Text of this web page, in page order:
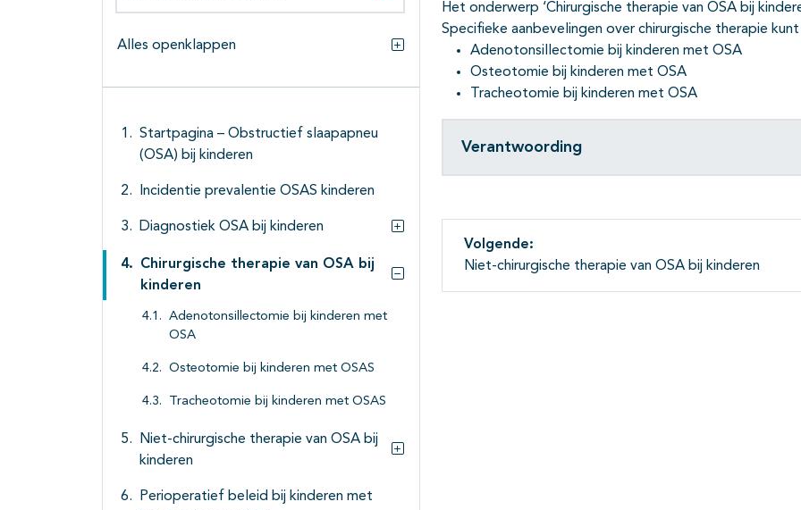
Zoeken binnen deze richtlijn
Alles openklappen
Alles openklappen
Startpagina – Obstructief slaapapneu
(OSA) bij kinderen
Incidentie prevalentie OSAS kinderen
Diagnostiek OSA bij kinderen
Subpagina's open- en dichtklappen
Chirurgische therapie van OSA bij
kinderen
Subpagina's open- en dichtklappen
Adenotonsillectomie bij kinderen met
OSA
Osteotomie bij kinderen met OSAS
Tracheotomie bij kinderen met OSAS
Niet-chirurgische therapie van OSA bij
kinderen
Perioperatief beleid bij kinderen met
Het onderwerp ‘Chirurgische therapie van OSA bij
Specifieke aanbevelingen over chirurgische therapie
Adenotonsillectomie bij kinderen met OSA
Osteotomie bij kinderen met OSA
Tracheotomie bij kinderen met OSA
Verantwoording
Volgende:
Niet-chirurgische therapie van OSA bij kinderen